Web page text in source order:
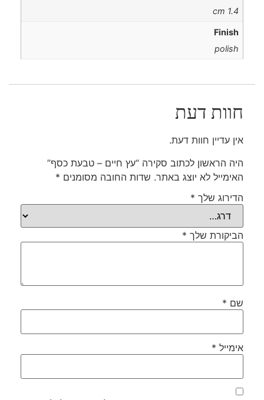
1.4 cm
Finish
polish
חוות דעת
אין עדיין חוות דעת.
היה הראשון לכתוב סקירה “עץ חיים – טבעת כסף”
האימייל לא יוצג באתר. שדות החובה מסומנים *
הדירוג שלך *
הביקורת שלך *
שם *
אימייל *